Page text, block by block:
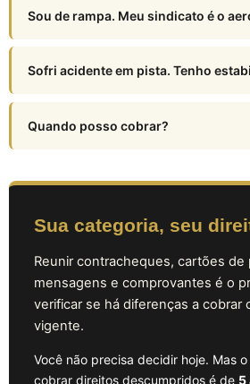
Sou de rampa. Meu sindicato é o
Sofri acidente em pista. Tenho
Quando posso cobrar?
Sua categoria, seu
Reunir contracheques, cartões de
mensagens e comprovantes é o
verificar se há diferenças a cobrar
vigente.
Você não precisa decidir hoje. Mas
cobrar direitos descumpridos é de 5